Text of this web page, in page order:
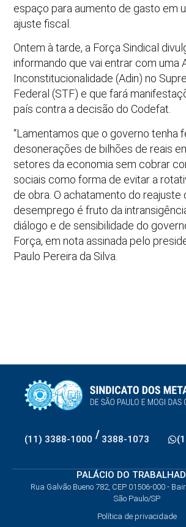
espaço para aumento de gasto em
ajuste fiscal.
Ontem à tarde, a Força Sindical
informando que vai entrar com uma
Inconstitucionalidade (Adin) no
Federal (STF) e que fará
país contra a decisão do Codefat.
“Lamentamos que o governo tenha
desonerações de bilhões de reais
setores da economia sem cobrar
sociais como forma de evitar a
de obra. O achatamento do reajuste
desemprego é fruto da
diálogo e de sensibilidade do
Força, em nota assinada pelo
Paulo Pereira da Silva.
(11) 3388-1000 / 3388-1073
PALÁCIO DO
Rua Galvão Bueno 782, CEP 01506-000 -
São Paulo/SP
Política de privacidade